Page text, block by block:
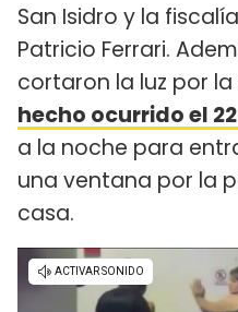
San Isidro y la
Patricio Ferrari.
cortaron la luz por
hecho ocurrido el
a la noche para
una ventana por la
casa.